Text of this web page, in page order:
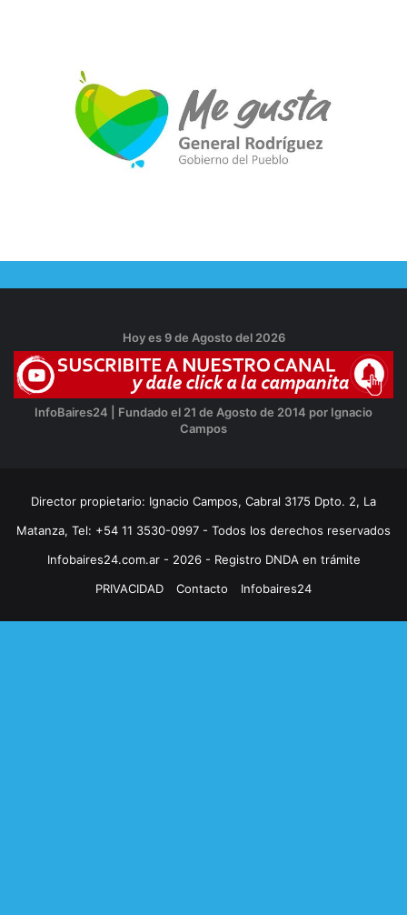
Hoy es 9 de Agosto del 2026
InfoBaires24 | Fundado el 21 de Agosto de 2014 por Ignacio
Campos
Director propietario: Ignacio Campos, Cabral 3175 Dpto. 2, La
Matanza, Tel: +54 11 3530-0997 - Todos los derechos reservados
Infobaires24.com.ar - 2026 - Registro DNDA en trámite
PRIVACIDAD
Contacto Infobaires24